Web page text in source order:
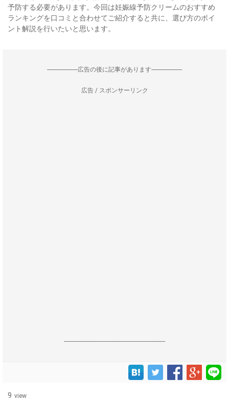
予防する必要があります。今回は妊娠線予防クリームのおすすめ
ランキングを口コミと合わせてご紹介すると共に、選び方のポイ
ント解説を行いたいと思います。
--------------------広告の後に記事があります--------------------
広告 / スポンサーリンク
------------------------------------------------------------------
9 view